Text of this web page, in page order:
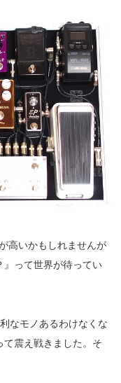
高いかもしれませんが
』って世界が待ってい
なモノあるわけなくな
て震え戦きました。そ